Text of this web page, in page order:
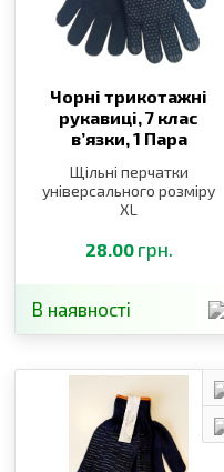
Чорні трикотажні
рукавиці, 7 клас
в’язки, 1 Пара
Щільні перчатки
універсального розміру
XL
28.00 грн.
В наявності